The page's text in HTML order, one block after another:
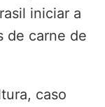
iniciar a
de carne de
caso